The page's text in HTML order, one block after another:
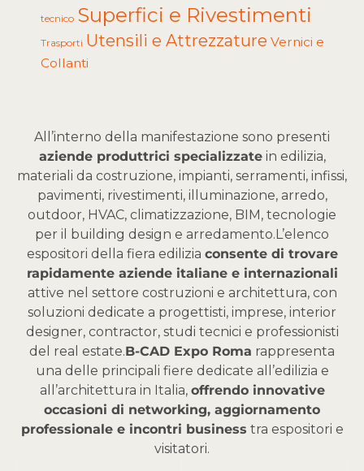
tecnico Superfici e Rivestimenti
Trasporti Utensili e Attrezzature Vernici e
Collanti
All’interno della manifestazione sono presenti
aziende produttrici specializzatein edilizia,
materiali da costruzione, impianti, serramenti, infissi,
pavimenti, rivestimenti, illuminazione, arredo,
outdoor, HVAC, climatizzazione, BIM, tecnologie
per il building design e arredamento. L’elenco
espositori della fiera edilizia consente di trovare
rapidamente aziende italiane e internazionali
attive nel settore costruzioni e architettura, con
soluzioni dedicate a progettisti, imprese, interior
designer, contractor, studi tecnici e professionisti
del real estate.B-CAD Expo Roma rappresenta
una delle principali fiere dedicate all’edilizia e
all’architettura in Italia, offrendo innovative
occasioni di networking, aggiornamento
professionale e incontri business tra espositori e
visitatori.